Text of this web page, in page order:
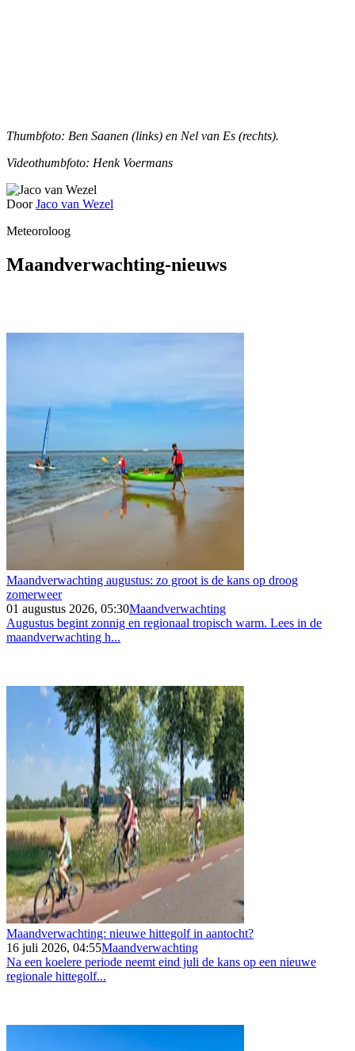
Thumbfoto: Ben Saanen (links) en Nel van Es (rechts).
Videothumbfoto: Henk Voermans
DoorJaco van Wezel
Meteoroloog
Maandverwachting-nieuws
Maandverwachting augustus: zo groot is de kans op droog
zomerweer
01 augustus 2026, 05:30Maandverwachting
Augustus begint zonnig en regionaal tropisch warm. Lees in de
maandverwachting h...
Maandverwachting: nieuwe hittegolf in aantocht?
16 juli 2026, 04:55Maandverwachting
Na een koelere periode neemt eind juli de kans op een nieuwe
regionale hittegolf...